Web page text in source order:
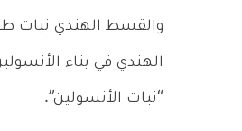
والقسط الهندي نبات
الهندي في بناء
“نبات الأنسولين”.